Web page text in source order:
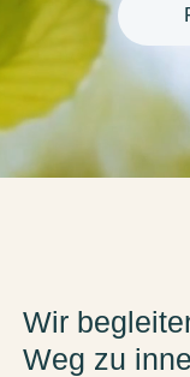
Wir
Weg zu